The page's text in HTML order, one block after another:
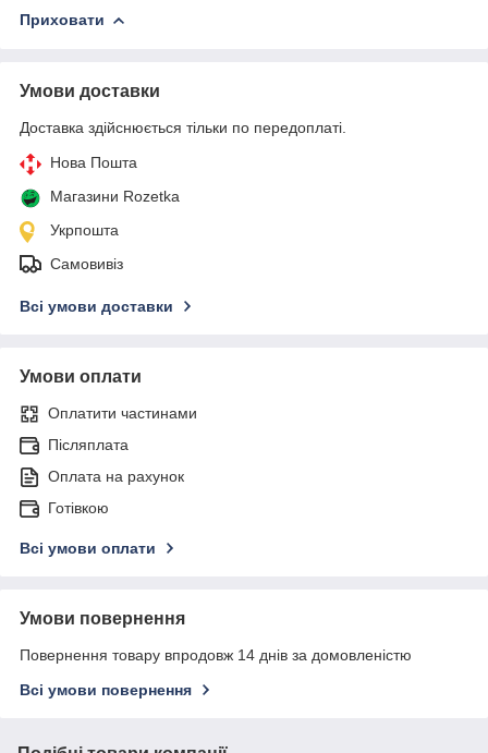
Приховати
Умови доставки
Доставка здійснюється тільки по передоплаті.
Нова Пошта
Магазини Rozetka
Укрпошта
Самовивіз
Всі умови доставки
Умови оплати
Оплатити частинами
Післяплата
Оплата на рахунок
Готівкою
Всі умови оплати
Умови повернення
Повернення товару впродовж 14 днів за домовленістю
Всі умови повернення